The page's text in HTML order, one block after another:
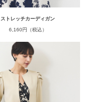
ストレッチカーディガン
6,160円（税込）